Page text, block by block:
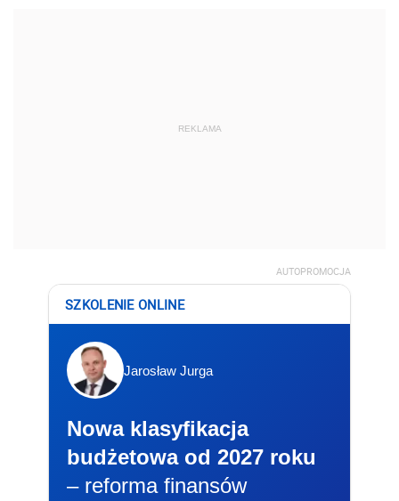
REKLAMA
AUTOPROMOCJA
SZKOLENIE ONLINE
Jarosław Jurga
Nowa klasyfikacja
budżetowa od 2027 roku
– reforma finansów